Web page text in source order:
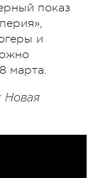
показ
и
марта.
Новая